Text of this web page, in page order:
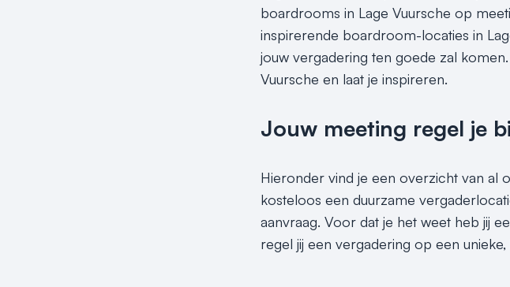
boardrooms in Lage Vuursche op
inspirerende boardroom-locaties in
jouw vergadering ten goede zal
Vuursche en laat je inspireren.
Jouw meeting regel je
Hieronder vind je een overzicht van al
kosteloos een duurzame
aanvraag. Voor dat je het weet heb jij
regel jij een vergadering op een